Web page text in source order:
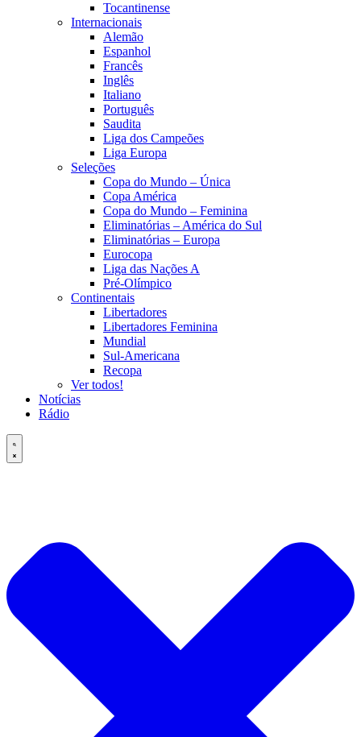
Tocantinense
Internacionais
Alemão
Espanhol
Francês
Inglês
Italiano
Português
Saudita
Liga dos Campeões
Liga Europa
Seleções
Copa do Mundo – Única
Copa América
Copa do Mundo – Feminina
Eliminatórias – América do Sul
Eliminatórias – Europa
Eurocopa
Liga das Nações A
Pré-Olímpico
Continentais
Libertadores
Libertadores Feminina
Mundial
Sul-Americana
Recopa
Ver todos!
Notícias
Rádio